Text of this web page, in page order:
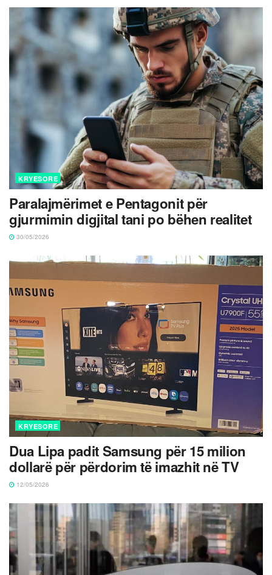
KRYESORE
Paralajmërimet e Pentagonit për
gjurmimin digjital tani po bëhen realitet
30/05/2026
KRYESORE
Dua Lipa padit Samsung për 15 milion
dollarë për përdorim të imazhit në TV
12/05/2026